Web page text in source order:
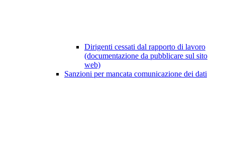
Dirigenti cessati dal rapporto di lavoro
(documentazione da pubblicare sul sito
web)
Sanzioni per mancata comunicazione dei dati